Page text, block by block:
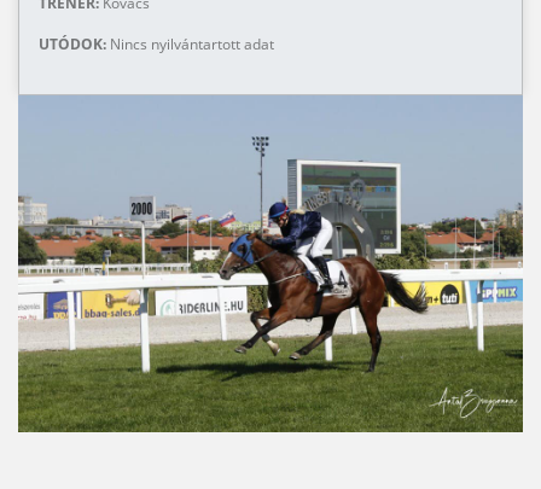
UTÓDOK: Nincs nyilvántartott adat